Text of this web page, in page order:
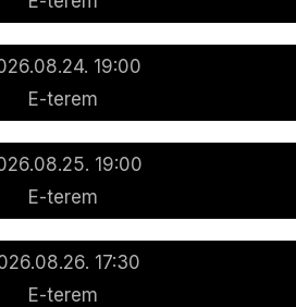
19:00
E-terem
19:00
E-terem
17:30
E-terem